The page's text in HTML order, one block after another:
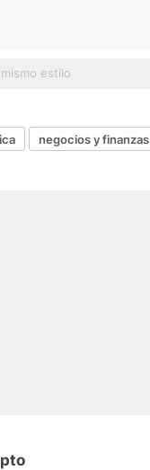
negocios y finanzas